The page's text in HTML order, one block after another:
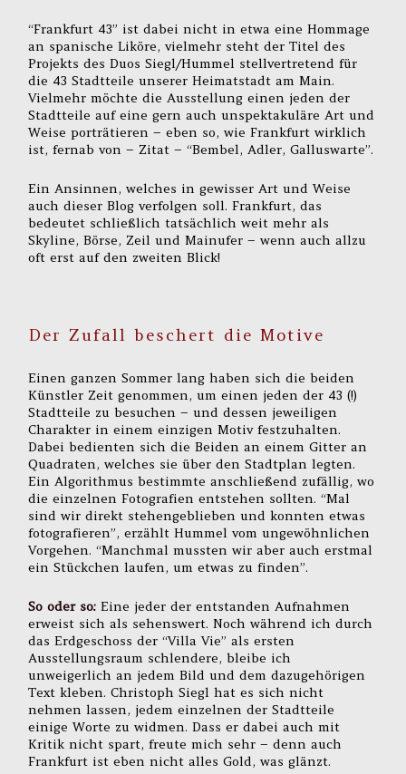
“Frankfurt 43” ist dabei nicht in etwa eine Hommage
an spanische Liköre, vielmehr steht der Titel des
Projekts des Duos Siegl/Hummel stellvertretend für
die 43 Stadtteile unserer Heimatstadt am Main.
Vielmehr möchte die Ausstellung einen jeden der
Stadtteile auf eine gern auch unspektakuläre Art und
Weise porträtieren – eben so, wie Frankfurt wirklich
ist, fernab von – Zitat – “Bembel, Adler, Galluswarte”.
Ein Ansinnen, welches in gewisser Art und Weise
auch dieser Blog verfolgen soll. Frankfurt, das
bedeutet schließlich tatsächlich weit mehr als
Skyline, Börse, Zeil und Mainufer – wenn auch allzu
oft erst auf den zweiten Blick!
Der Zufall beschert die Motive
Einen ganzen Sommer lang haben sich die beiden
Künstler Zeit genommen, um einen jeden der 43 (!)
Stadtteile zu besuchen – und dessen jeweiligen
Charakter in einem einzigen Motiv festzuhalten.
Dabei bedienten sich die Beiden an einem Gitter an
Quadraten, welches sie über den Stadtplan legten.
Ein Algorithmus bestimmte anschließend zufällig, wo
die einzelnen Fotografien entstehen sollten. “Mal
sind wir direkt stehengeblieben und konnten etwas
fotografieren”, erzählt Hummel vom ungewöhnlichen
Vorgehen. “Manchmal mussten wir aber auch erstmal
ein Stückchen laufen, um etwas zu finden”.
So oder so: Eine jeder der entstanden Aufnahmen
erweist sich als sehenswert. Noch während ich durch
das Erdgeschoss der “Villa Vie” als ersten
Ausstellungsraum schlendere, bleibe ich
unweigerlich an jedem Bild und dem dazugehörigen
Text kleben. Christoph Siegl hat es sich nicht
nehmen lassen, jedem einzelnen der Stadtteile
einige Worte zu widmen. Dass er dabei auch mit
Kritik nicht spart, freute mich sehr – denn auch
Frankfurt ist eben nicht alles Gold, was glänzt.